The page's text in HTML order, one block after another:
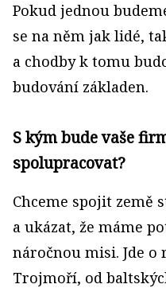
Pokud jednou
se na něm jak lidé,
a chodby k tomu
budování základen.
S kým bude vaše
spolupracovat?
Chceme spojit země
a ukázat, že máme
náročnou misi. Jde o
Trojmoří, od